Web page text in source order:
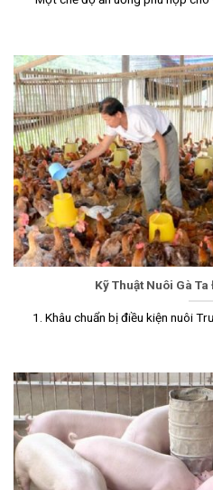
Kỹ Thuật Nuôi Gà
1. Khâu chuẩn bị điều kiện nuôi